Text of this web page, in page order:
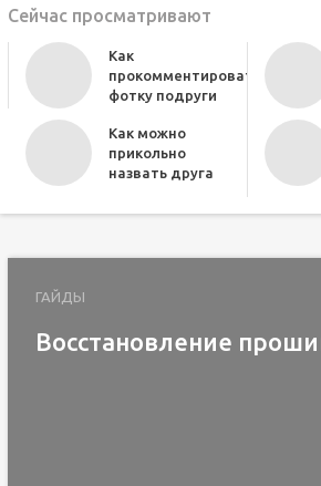
Сейчас просматривают
Как
прокомментировать
фотку подруги
Как можно
прикольно
назвать друга
ГАЙДЫ
Восстановление